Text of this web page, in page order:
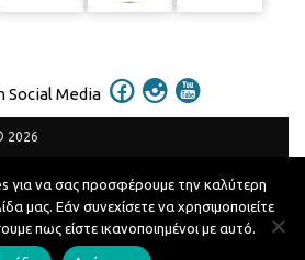
Social Media
2026
για να σας προσφέρουμε την καλύτερη
μας. Εάν συνεχίσετε να χρησιμοποιείτε
πως είστε ικανοποιημένοι με αυτό.